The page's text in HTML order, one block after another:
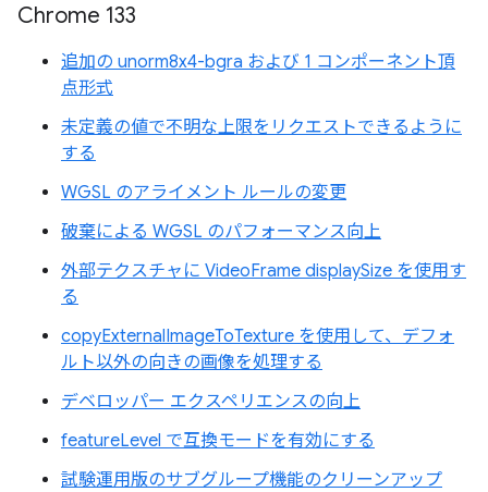
Chrome 133
追加の unorm8x4-bgra および 1 コンポーネント頂
点形式
未定義の値で不明な上限をリクエストできるように
する
WGSL のアライメント ルールの変更
破棄による WGSL のパフォーマンス向上
外部テクスチャに VideoFrame displaySize を使用す
る
copyExternalImageToTexture を使用して、デフォ
ルト以外の向きの画像を処理する
デベロッパー エクスペリエンスの向上
featureLevel で互換モードを有効にする
試験運用版のサブグループ機能のクリーンアップ